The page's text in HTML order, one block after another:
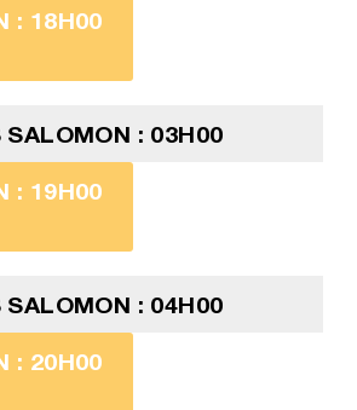
: 18H00
SALOMON : 03H00
: 19H00
SALOMON : 04H00
: 20H00